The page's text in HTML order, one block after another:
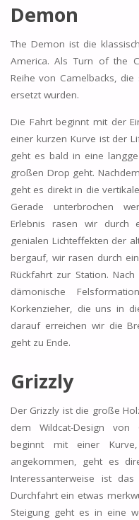
Demon
The Demon ist die
America. Als Turn of the
Reihe von Camelbacks,
ersetzt wurden.
Die Fahrt beginnt mit der
einer kurzen Kurve ist der
geht es bald in eine
großen Drop geht.
geht es direkt in die
Gerade unterbrochen
Erlebnis rasen wir durch
genialen Lichteffekten der
bergauf, wir rasen durch
Rückfahrt zur Station.
dämonische
Korkenzieher, die uns in
darauf erreichen wir die
geht zu Ende.
Grizzly
Der Grizzly ist die große
dem Wildcat-Design von
beginnt mit einer
angekommen, geht es
Interessanterweise ist
Durchfahrt ein etwas
Steigung geht es in eine